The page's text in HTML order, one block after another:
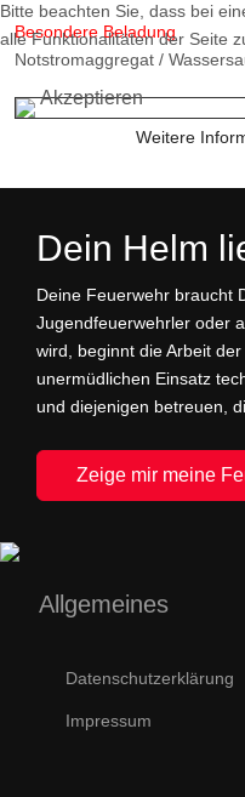
Besondere Beladung
Notstromaggregat /
Dein Helm
Deine Feuerwehr braucht
Jugendfeuerwehrler oder
wird, beginnt die Arbeit
unermüdlichen Einsatz
und diejenigen betreuen,
Zeige mir meine
Allgemeines
Datenschutzerklärung
Impressum
Bitte beachten Sie, dass bei
alle Funktionalitäten der Seite
Akzeptieren
Weitere